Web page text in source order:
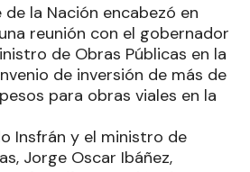
la Nación encabezó en
reunión con el gobernador
de Obras Públicas en la
de inversión de más de
para obras viales en la
Insfrán y el ministro de
Jorge Oscar Ibáñez,